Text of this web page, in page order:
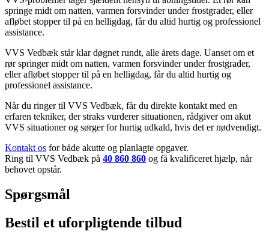
springe midt om natten, varmen forsvinder under frostgrader, eller
afløbet stopper til på en helligdag, får du altid hurtig og professionel
assistance.
VVS Vedbæk står klar døgnet rundt, alle årets dage. Uanset om et
rør springer midt om natten, varmen forsvinder under frostgrader,
eller afløbet stopper til på en helligdag, får du altid hurtig og
professionel assistance.
Når du ringer til VVS Vedbæk, får du direkte kontakt med en
erfaren tekniker, der straks vurderer situationen, rådgiver om akut
VVS situationer og sørger for hurtig udkald, hvis det er nødvendigt.
Kontakt os for både akutte og planlagte opgaver.
Ring til VVS Vedbæk på 40 860 860 og få kvalificeret hjælp, når
behovet opstår.
Spørgsmål
Bestil et uforpligtende tilbud